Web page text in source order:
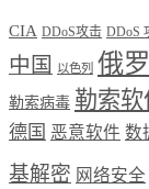
CIA DDoS攻击 DDoS
中国 以色列 俄
勒索病毒 勒索软
德国 恶意软件 数
基解密 网络安全